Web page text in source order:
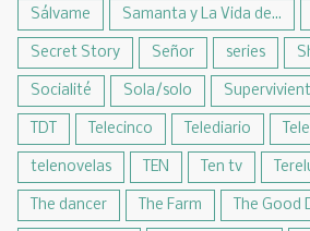
Sálvame Samanta y La Vida de...
Secret Story Señor series
Socialité Sola/solo
TDT Telecinco Telediario
telenovelas TEN Ten tv
The dancer The Farm The Good